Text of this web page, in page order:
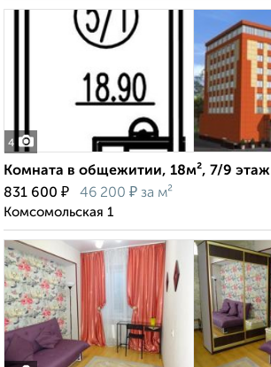
4
Комната в общежитии, 18м², 7/9 этаж
831 600 ₽ 46 200 ₽ за м²
Комсомольская 1